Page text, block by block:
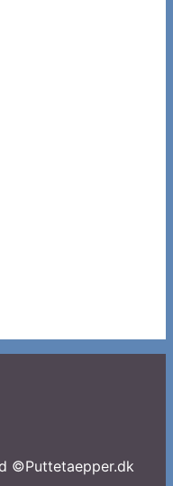
©Puttetaepper.dk